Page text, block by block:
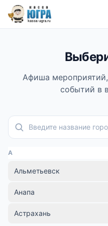
Афиша
событий в
Поиск города
А
Альметьевск
Анапа
Астрахань